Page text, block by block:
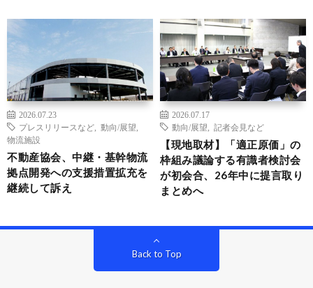
2026.07.23
プレスリリースなど
動向/展望
物流施設
不動産協会、中継・基幹物流
拠点開発への支援措置拡充を
継続して訴え
2026.07.17
動向/展望
記者会見など
【現地取材】「適正原価」の
枠組み議論する有識者検討会
が初会合、26年中に提言取り
まとめへ
Back to Top